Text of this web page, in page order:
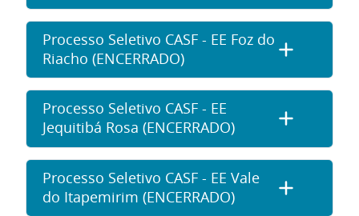
Processo Seletivo CASF - EE Foz do
Riacho (ENCERRADO)
Processo Seletivo CASF - EE
Jequitibá Rosa (ENCERRADO)
Processo Seletivo CASF - EE Vale
do Itapemirim (ENCERRADO)